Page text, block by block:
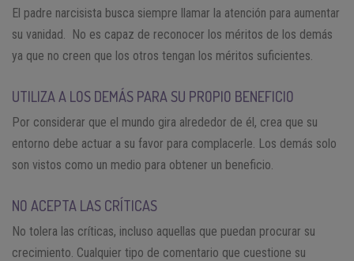
El padre narcisista busca siempre llamar la atención para aumentar
su vanidad. No es capaz de reconocer los méritos de los demás
ya que no creen que los otros tengan los méritos suficientes.
UTILIZA A LOS DEMÁS PARA SU PROPIO BENEFICIO
Por considerar que el mundo gira alrededor de él, crea que su
entorno debe actuar a su favor para complacerle. Los demás solo
son vistos como un medio para obtener un beneficio.
NO ACEPTA LAS CRÍTICAS
No tolera las críticas, incluso aquellas que puedan procurar su
crecimiento. Cualquier tipo de comentario que cuestione su